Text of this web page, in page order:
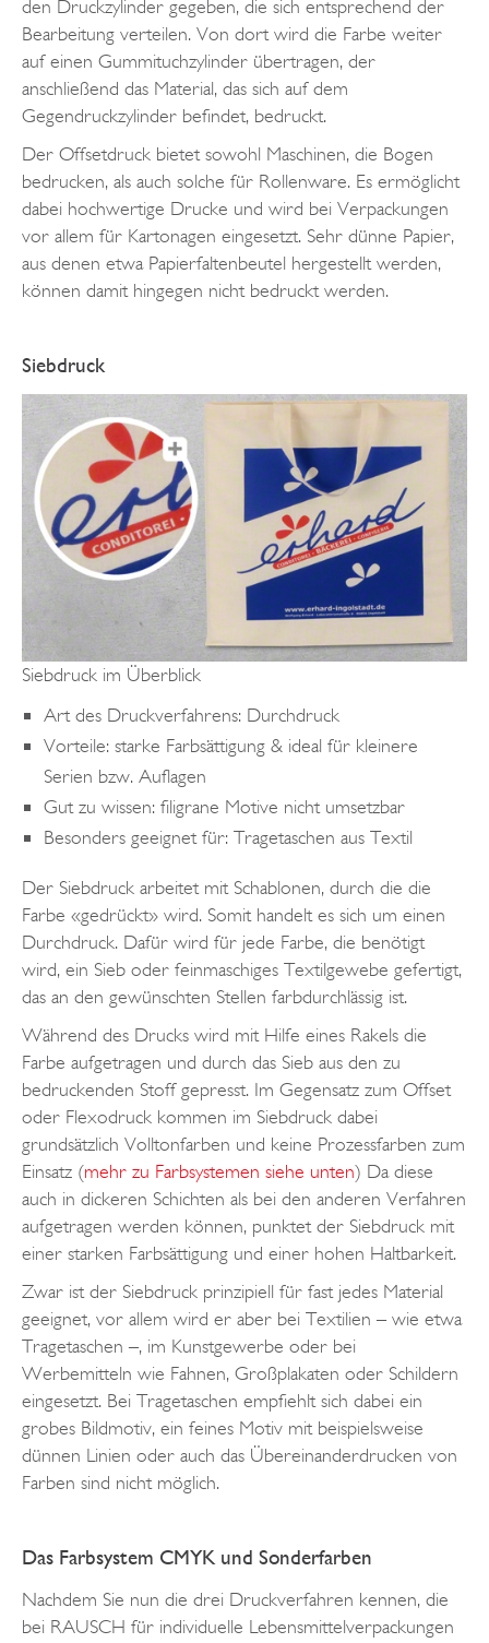
den Druckzylinder gegeben, die sich entsprechend der
Bearbeitung verteilen. Von dort wird die Farbe weiter
auf einen Gummituchzylinder übertragen, der
anschließend das Material, das sich auf dem
Gegendruckzylinder befindet, bedruckt.
Der Offsetdruck bietet sowohl Maschinen, die Bogen
bedrucken, als auch solche für Rollenware. Es ermöglicht
dabei hochwertige Drucke und wird bei Verpackungen
vor allem für Kartonagen eingesetzt. Sehr dünne Papier,
aus denen etwa Papierfaltenbeutel hergestellt werden,
können damit hingegen nicht bedruckt werden.
Siebdruck
Siebdruck im Überblick
Art des Druckverfahrens: Durchdruck
Vorteile: starke Farbsättigung & ideal für kleinere
Serien bzw. Auflagen
Gut zu wissen: filigrane Motive nicht umsetzbar
Besonders geeignet für: Tragetaschen aus Textil
Der Siebdruck arbeitet mit Schablonen, durch die die
Farbe «gedrückt» wird. Somit handelt es sich um einen
Durchdruck. Dafür wird für jede Farbe, die benötigt
wird, ein Sieb oder feinmaschiges Textilgewebe gefertigt,
das an den gewünschten Stellen farbdurchlässig ist.
Während des Drucks wird mit Hilfe eines Rakels die
Farbe aufgetragen und durch das Sieb aus den zu
bedruckenden Stoff gepresst. Im Gegensatz zum Offset
oder Flexodruck kommen im Siebdruck dabei
grundsätzlich Volltonfarben und keine Prozessfarben zum
Einsatz (mehr zu Farbsystemen siehe unten) Da diese
auch in dickeren Schichten als bei den anderen Verfahren
aufgetragen werden können, punktet der Siebdruck mit
einer starken Farbsättigung und einer hohen Haltbarkeit.
Zwar ist der Siebdruck prinzipiell für fast jedes Material
geeignet, vor allem wird er aber bei Textilien – wie etwa
Tragetaschen –, im Kunstgewerbe oder bei
Werbemitteln wie Fahnen, Großplakaten oder Schildern
eingesetzt. Bei Tragetaschen empfiehlt sich dabei ein
grobes Bildmotiv, ein feines Motiv mit beispielsweise
dünnen Linien oder auch das Übereinanderdrucken von
Farben sind nicht möglich.
Das Farbsystem CMYK und Sonderfarben
Nachdem Sie nun die drei Druckverfahren kennen, die
bei RAUSCH für individuelle Lebensmittelverpackungen